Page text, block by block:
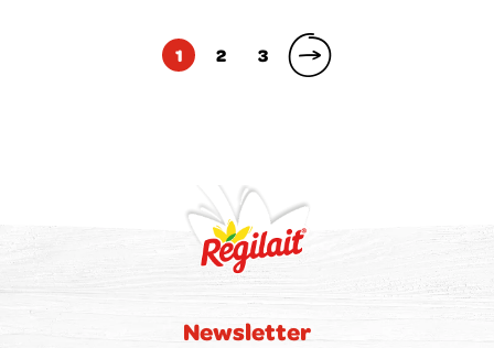
1 2 3
Newsletter